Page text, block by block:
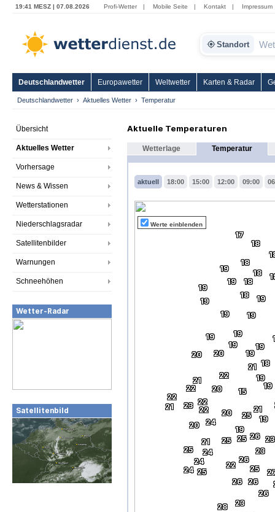
19:41 MESZ | 07.08.2026 Profi-Wetter | Mobile Seite | Kontakt | Impressum
Standort
Deutschlandwetter Europawetter Weltwetter Karten & Radar
Deutschlandwetter Aktuelles Wetter Temperatur
Übersicht
Aktuelles Wetter
Vorhersage
News & Wissen
Wetterstationen
Niederschlagsradar
Satellitenbilder
Warnungen
Schneehöhen
Wetter-Radar
Satellitenbild
Aktuelle Temperaturen
Wetterlage Temperatur
aktuell 18:00 15:00 12:00 09:00
Werte einblenden
21
20
24
19
24
22
19
18 19
19
18
19
22
18
19
21
25
23
19
22
25
25
21
19
19
24
15
19
22
28
18
19
19
21
17
20
18
26
20
23
26
20
21
23
19
23
20
26
26
25
19
18
19
26
24
25
25
19
22
22